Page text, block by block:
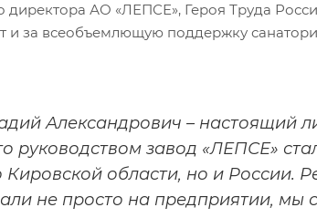
директора АО «ЛЕПСЕ», Героя Труда
и за всеобъемлющую поддержку
Александрович – настоящий
руководством завод «ЛЕПСЕ»
Кировской области, но и России.
не просто на предприятии, мы